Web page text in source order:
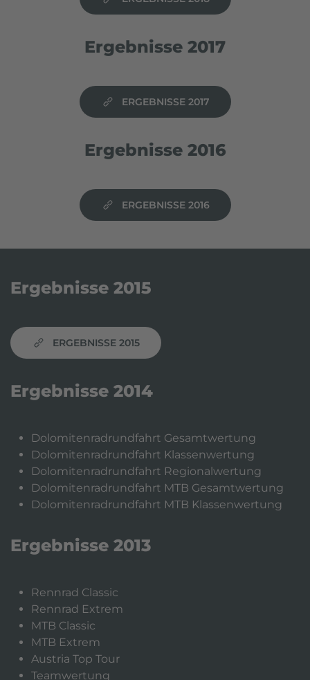
Ergebnisse 2017
ERGEBNISSE 2017
Ergebnisse 2016
ERGEBNISSE 2016
Ergebnisse 2015
ERGEBNISSE 2015
Ergebnisse 2014
Dolomitenradrundfahrt Gesamtwertung
Dolomitenradrundfahrt Klassenwertung
Dolomitenradrundfahrt Regionalwertung
Dolomitenradrundfahrt MTB Gesamtwertung
Dolomitenradrundfahrt MTB Klassenwertung
Ergebnisse 2013
Rennrad Classic
Rennrad Extrem
MTB Classic
MTB Extrem
Austria Top Tour
Teamwertung